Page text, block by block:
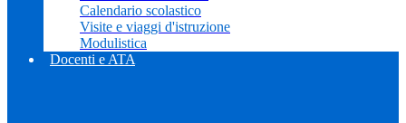
Calendario scolastico
Visite e viaggi d'istruzione
Modulistica
Docenti e ATA